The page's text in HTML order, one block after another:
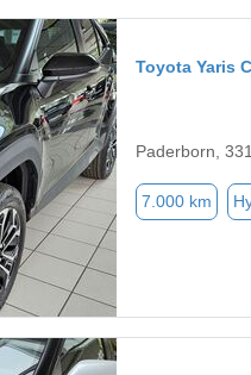
Toyota Yaris
Paderborn,
7.000 km